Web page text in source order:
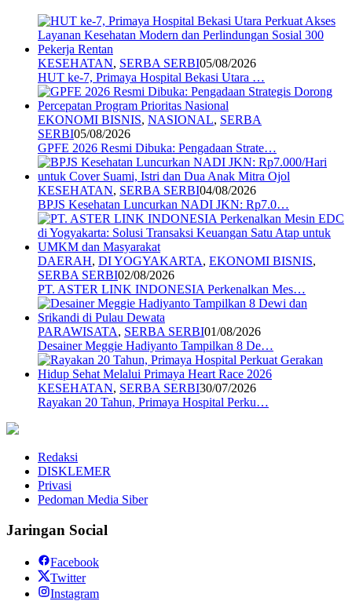
KESEHATAN, SERBA SERBI05/08/2026
HUT ke-7, Primaya Hospital Bekasi Utara …
EKONOMI BISNIS, NASIONAL, SERBA
SERBI05/08/2026
GPFE 2026 Resmi Dibuka: Pengadaan Strate…
KESEHATAN, SERBA SERBI04/08/2026
BPJS Kesehatan Luncurkan NADI JKN: Rp7.0…
DAERAH, DI YOGYAKARTA, EKONOMI BISNIS,
SERBA SERBI02/08/2026
PT. ASTER LINK INDONESIA Perkenalkan Mes…
PARAWISATA, SERBA SERBI01/08/2026
Desainer Meggie Hadiyanto Tampilkan 8 De…
KESEHATAN, SERBA SERBI30/07/2026
Rayakan 20 Tahun, Primaya Hospital Perku…
Redaksi
DISKLEMER
Privasi
Pedoman Media Siber
Jaringan Social
Facebook
Twitter
Instagram